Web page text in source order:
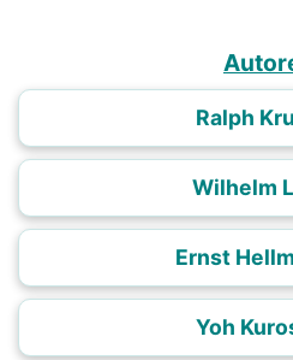
Ralph
Wilhelm
Ernst
Yoh